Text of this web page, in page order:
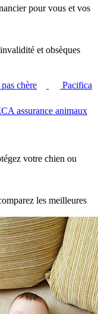
pour vous et vos
et obsèques
chère
Pacifica
assurance animaux
votre chien ou
les meilleures